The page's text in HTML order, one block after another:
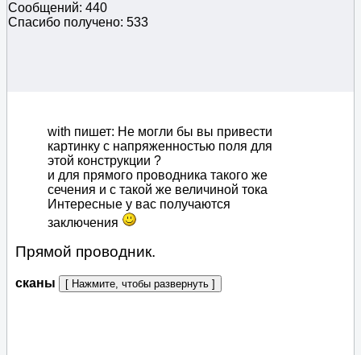
Сообщений: 440
Спасибо получено: 533
with пишет: Не могли бы вы привести
картинку с напряженностью поля для
этой конструкции ?
и для прямого проводника такого же
сечения и с такой же величиной тока
Интересные у вас получаются
заключения
Прямой проводник.
сканы